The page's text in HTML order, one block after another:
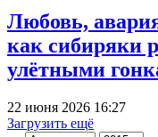
Любовь,
как сибиряки
улётными
22 июня 2026 16:27
Загрузить ещё